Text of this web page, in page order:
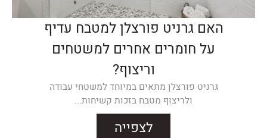
האם גרניט פורצלן למטבח עדיף
על חומרים אחרים למשטחים
וריצוף?
גרניט פורצלן מתאים במיוחד למשטחי עבודה
ולריצוף מטבח בזכות קשיחות...
לצפייה